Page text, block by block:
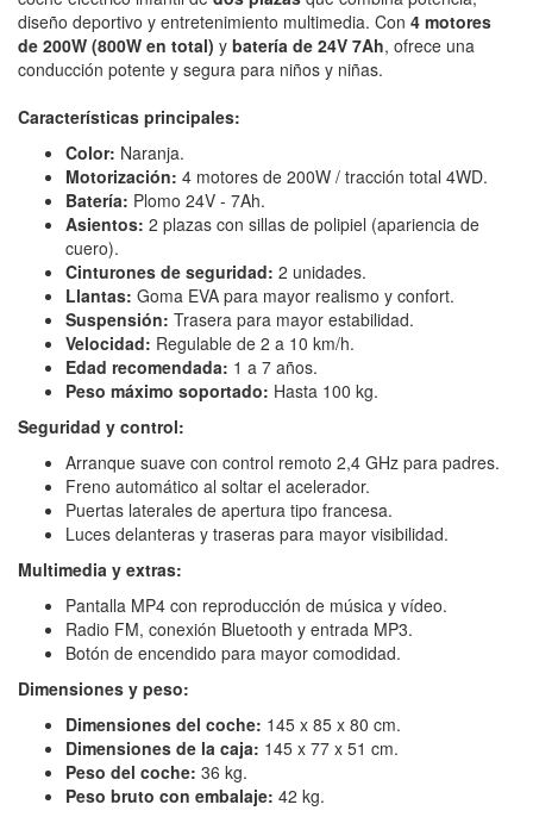
diseño deportivo y entretenimiento multimedia. Con 4 motores
de 200W (800W en total) y batería de 24V 7Ah, ofrece una
conducción potente y segura para niños y niñas.
Características principales:
Color: Naranja.
Motorización: 4 motores de 200W / tracción total 4WD.
Batería: Plomo 24V - 7Ah.
Asientos: 2 plazas con sillas de polipiel (apariencia de
cuero).
Cinturones de seguridad: 2 unidades.
Llantas: Goma EVA para mayor realismo y confort.
Suspensión: Trasera para mayor estabilidad.
Velocidad: Regulable de 2 a 10 km/h.
Edad recomendada: 1 a 7 años.
Peso máximo soportado: Hasta 100 kg.
Seguridad y control:
Arranque suave con control remoto 2,4 GHz para padres.
Freno automático al soltar el acelerador.
Puertas laterales de apertura tipo francesa.
Luces delanteras y traseras para mayor visibilidad.
Multimedia y extras:
Pantalla MP4 con reproducción de música y vídeo.
Radio FM, conexión Bluetooth y entrada MP3.
Botón de encendido para mayor comodidad.
Dimensiones y peso:
Dimensiones del coche: 145 x 85 x 80 cm.
Dimensiones de la caja: 145 x 77 x 51 cm.
Peso del coche: 36 kg.
Peso bruto con embalaje: 42 kg.